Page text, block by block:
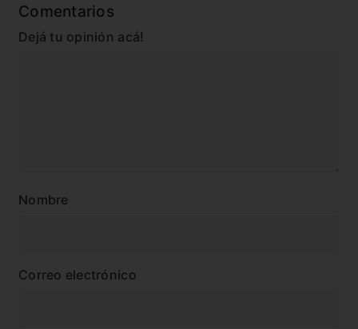
Comentarios
Dejá tu opinión acá!
Nombre
Correo electrónico